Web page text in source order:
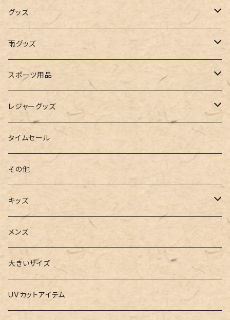
インナー
ビスチェ
レギンス
その他
レインシューズ
レースアップ
ルームシューズ
インソール
ローファー
エコバッグ
リュック
ハンドバッグ
ボストンバッグ
ワンショルダー
オフショルダー
バンドゥ
タンキニ
キャミキニ
フィットネス
2点セット
3点セット
4点セット
5点セット
男の子
ユニセックス
アクセサリー
マスクケース
グッズ
帽子
ストール・マフラー
手袋
ポーチ
パスケース
ウォレット
カードケース
キーケース
メガネチェーン
雨グッズ
レインコート
スポーツ用品
トレーニング・スポーツウェア
トレーニンググッズ
ヨガウェア
ヨガソックス
ヨガグッズ
ヨガマット
レジャーグッズ
ビーチグッズ
タイムセール
その他
キッズ
Girls
水着
バレー
Boys
水着
グッズ
メンズ
大きいサイズ
UVカットアイテム